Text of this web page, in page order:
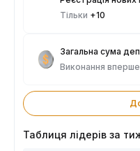
Тільки +10
Загальна сума
Виконання вперше
Таблиця лідерів за